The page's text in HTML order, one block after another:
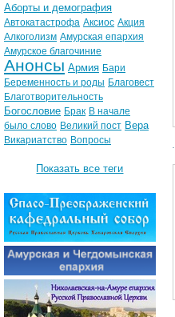
Аборты и демография
Автокатастрофа Аксиос Акция
Алкоголизм Амурская епархия
Амурское благочиние
Анонсы Армия Бари
Беременность и роды Благовест
Благотворительность
Богословие Брак В начале
было слово Великий пост Вера
Викариатство Вопросы
Показать все теги